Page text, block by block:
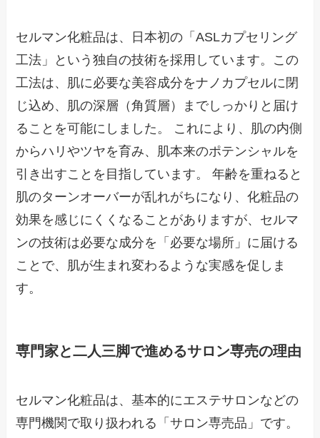
セルマン化粧品は、日本初の「ASLカプセリング
工法」という独自の技術を採用しています。この
工法は、肌に必要な美容成分をナノカプセルに閉
じ込め、肌の深層（角質層）までしっかりと届け
ることを可能にしました。 これにより、肌の内側
からハリやツヤを育み、肌本来のポテンシャルを
引き出すことを目指しています。 年齢を重ねると
肌のターンオーバーが乱れがちになり、化粧品の
効果を感じにくくなることがありますが、セルマ
ンの技術は必要な成分を「必要な場所」に届ける
ことで、肌が生まれ変わるような実感を促しま
す。
専門家と二人三脚で進めるサロン専売の理由
セルマン化粧品は、基本的にエステサロンなどの
専門機関で取り扱われる「サロン専売品」です。